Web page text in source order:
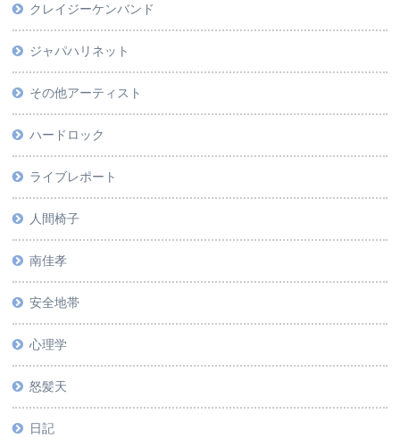
クレイジーケンバンド
ジャパハリネット
その他アーティスト
ハードロック
ライブレポート
人間椅子
南佳孝
安全地帯
心理学
怒髪天
日記